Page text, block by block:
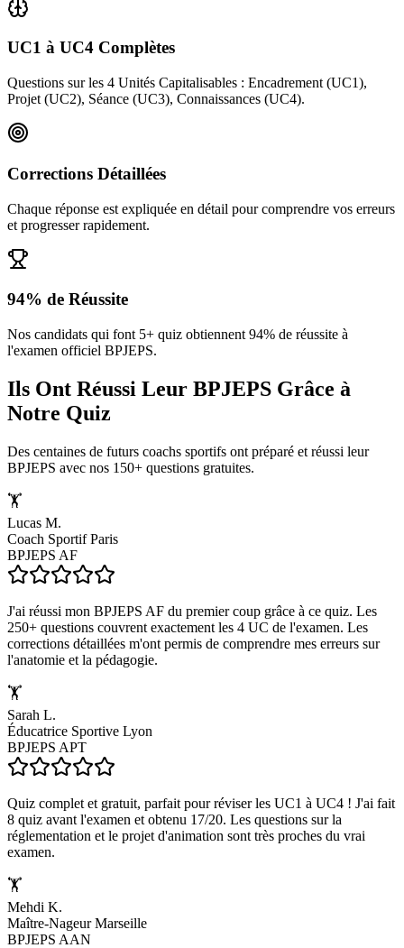
UC1 à UC4 Complètes
Questions sur les 4 Unités Capitalisables : Encadrement (UC1),
Projet (UC2), Séance (UC3), Connaissances (UC4).
Corrections Détaillées
Chaque réponse est expliquée en détail pour comprendre vos erreurs
et progresser rapidement.
94% de Réussite
Nos candidats qui font 5+ quiz obtiennent 94% de réussite à
l'examen officiel BPJEPS.
Ils Ont Réussi Leur BPJEPS Grâce à
Notre Quiz
Des centaines de futurs coachs sportifs ont préparé et réussi leur
BPJEPS avec nos 150+ questions gratuites.
🏋️
Lucas M.
Coach Sportif Paris
BPJEPS AF
J'ai réussi mon BPJEPS AF du premier coup grâce à ce quiz. Les
250+ questions couvrent exactement les 4 UC de l'examen. Les
corrections détaillées m'ont permis de comprendre mes erreurs sur
l'anatomie et la pédagogie.
🏋️
Sarah L.
Éducatrice Sportive Lyon
BPJEPS APT
Quiz complet et gratuit, parfait pour réviser les UC1 à UC4 ! J'ai fait
8 quiz avant l'examen et obtenu 17/20. Les questions sur la
réglementation et le projet d'animation sont très proches du vrai
examen.
🏋️
Mehdi K.
Maître-Nageur Marseille
BPJEPS AAN